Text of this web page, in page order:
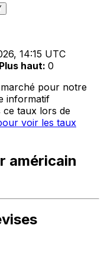
14:15 UTC
Plus haut: 0
pour notre
informatif
ce taux lors de
voir les taux
américain